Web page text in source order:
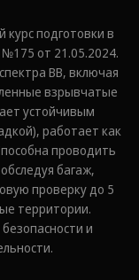
подготовки в
от 21.05.2024.
ВВ, включая
взрывчатые
устойчивым
работает как
проводить
багаж,
проверку до 5
территории.
и